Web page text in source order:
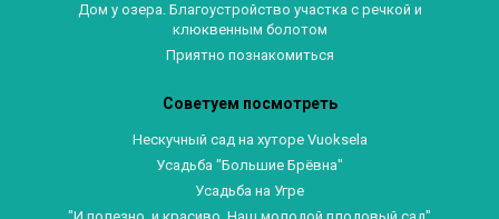
Дом у озера. Благоустройство участка с речкой и
клюквенным болотом
Приятно познакомиться
Советуем посмотреть
Нескучный сад на хуторе Vuoksela
Усадьба "Большие Брёвна"
Усадьба на Угре